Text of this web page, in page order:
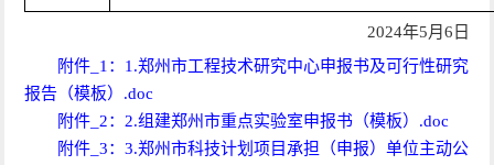
2024年5月6日
附件_1：1.郑州市工程技术研究中心申报书及可行性研究
报告（模板）.doc
附件_2：2.组建郑州市重点实验室申报书（模板）.doc
附件_3：3.郑州市科技计划项目承担（申报）单位主动公